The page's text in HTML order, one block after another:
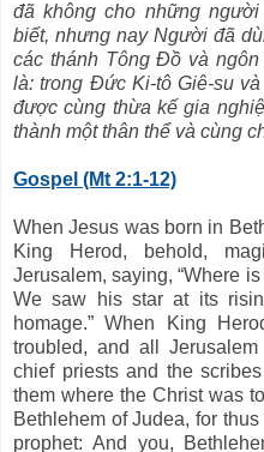
đã không cho những
biết, nhưng nay Người đã
các thánh Tông Đồ và
là: trong Đức Ki-tô Giê-su
được cùng thừa kế gia
thành một thân thể và cùng
Gospel (Mt 2:1-12)
When Jesus was born in
King Herod, behold,
Jerusalem, saying, “Where
We saw his star at its
homage.” When King
troubled, and all
chief priests and the
them where the Christ was
Bethlehem of Judea, for
prophet: And you,